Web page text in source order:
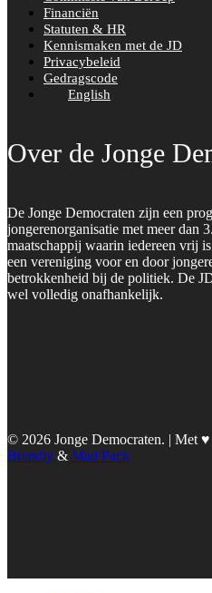
Financiën
Statuten & HR
Kennismaken met de JD
Privacybeleid
Gedragscode
English
Over de Jonge
De Jonge Democraten zijn een
jongerenorganisatie met meer dan
maatschappij waarin iedereen vrij
een vereniging voor en door
betrokkenheid bij de politiek. De
wel volledig onafhankelijk.
© 2026 Jonge Democraten. | Met ♥︎
Brendly & Mad Pack